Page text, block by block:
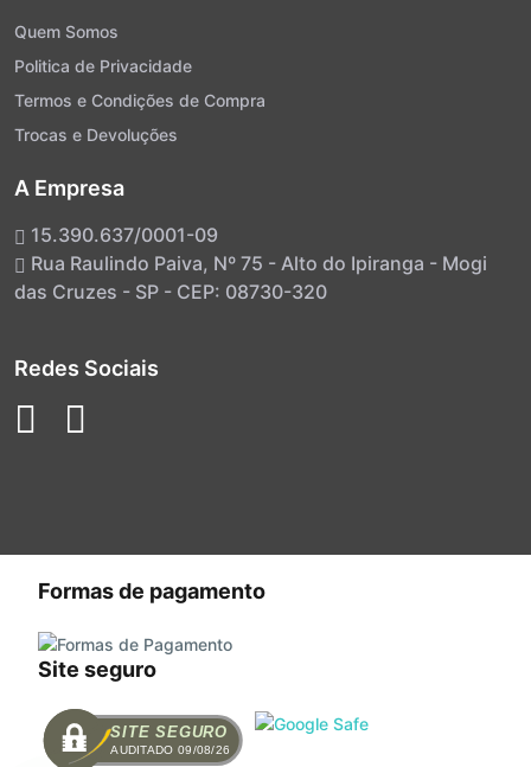
Quem Somos
Politica de Privacidade
Termos e Condições de Compra
Trocas e Devoluções
A Empresa
15.390.637/0001-09
Rua Raulindo Paiva, Nº 75 - Alto do Ipiranga - Mogi
das Cruzes - SP - CEP: 08730-320
Redes Sociais
Formas de pagamento
Site seguro
SITE SEGURO
AUDITADO 09/08/26